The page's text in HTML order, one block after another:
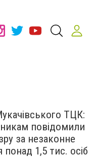
ТЦК:
повідомили
за незаконне
понад 1,5 тис. осіб